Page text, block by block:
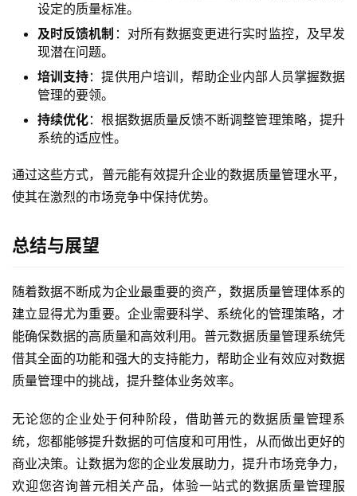
设定的质量标准。
及时反馈机制 ：对所有数据变更进行实时监控，及早发
现潜在问题。
培训支持：提供用户培训，帮助企业内部人员掌握数据
管理的要领。
持续优化：根据数据质量反馈不断调整管理策略，提升
系统的适应性。
通过这些方式，普元能有效提升企业的数据质量管理水平，
使其在激烈的市场竞争中保持优势。
总结与展望
随着数据不断成为企业最重要的资产，数据质量管理体系的
建立显得尤为重要。企业需要科学、系统化的管理策略，才
能确保数据的高质量和高效利用。普元数据质量管理系统凭
借其全面的功能和强大的支持能力，帮助企业有效应对数据
质量管理中的挑战，提升整体业务效率。
无论您的企业处于何种阶段，借助普元的数据质量管理系
统，您都能够提升数据的可信度和可用性，从而做出更好的
商业决策。让数据为您的企业发展助力，提升市场竞争力，
欢迎您咨询普元相关产品，体验一站式的数据质量管理服